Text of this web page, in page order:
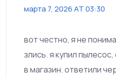
марта 7, 2026 AT 03:30
вот честно, я не
злись. я купил
в магазин. ответили